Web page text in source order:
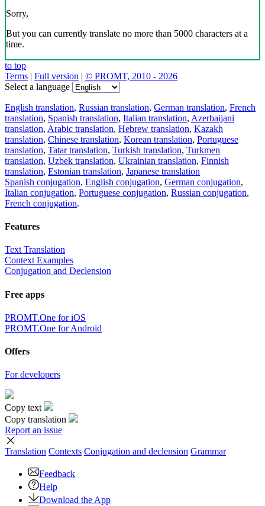
Sorry,
But you can currently translate no more than 5000 characters at a
time.
to top
Terms | Full version | © PROMT, 2010 - 2026
Select a language
English translation, Russian translation, German translation, French
translation, Spanish translation, Italian translation, Azerbaijani
translation, Arabic translation, Hebrew translation, Kazakh
translation, Chinese translation, Korean translation, Portuguese
translation, Tatar translation, Turkish translation, Turkmen
translation, Uzbek translation, Ukrainian translation, Finnish
translation, Estonian translation, Japanese translation
Spanish conjugation, English conjugation, German conjugation,
Italian conjugation, Portuguese conjugation, Russian conjugation,
French conjugation.
Features
Text Translation
Context Examples
Conjugation and Declension
Free apps
PROMT.One for iOS
PROMT.One for Android
Offers
For developers
Copy text
Copy translation
Report an issue
Translation Contexts Conjugation and declension Grammar
Feedback
Help
Download the App